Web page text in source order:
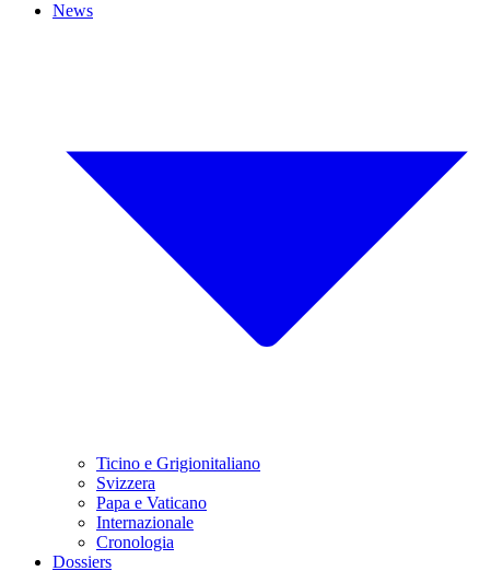
News
Ticino e Grigionitaliano
Svizzera
Papa e Vaticano
Internazionale
Cronologia
Dossiers